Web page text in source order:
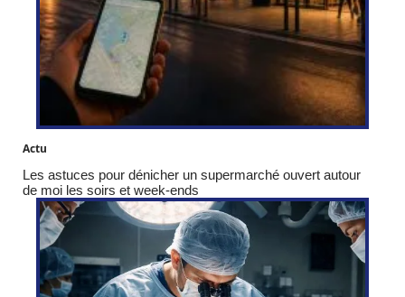
Actu
Les astuces pour dénicher un supermarché ouvert autour
de moi les soirs et week-ends